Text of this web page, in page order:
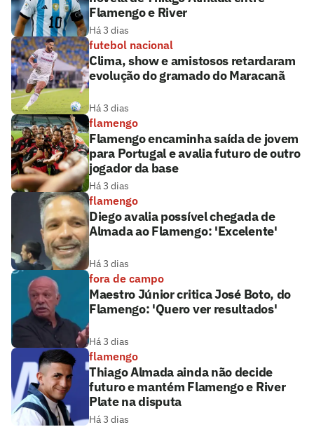
Flamengo e River
Há 3 dias
futebol nacional
Clima, show e amistosos retardaram
evolução do gramado do Maracanã
Há 3 dias
flamengo
Flamengo encaminha saída de jovem
para Portugal e avalia futuro de outro
jogador da base
Há 3 dias
flamengo
Diego avalia possível chegada de
Almada ao Flamengo: 'Excelente'
Há 3 dias
fora de campo
Maestro Júnior critica José Boto, do
Flamengo: 'Quero ver resultados'
Há 3 dias
flamengo
Thiago Almada ainda não decide
futuro e mantém Flamengo e River
Plate na disputa
Há 3 dias